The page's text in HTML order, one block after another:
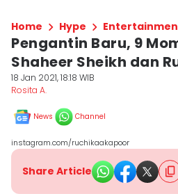
Home Hype
Pengantin Baru, 9
Shaheer Sheikh dan
18 Jan 2021, 18:18 WIB
Rosita A.
News Channel
instagram.com/ruchikaakapoor
Share Article